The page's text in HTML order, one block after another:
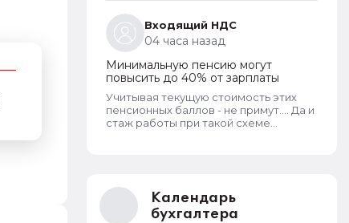
семье)"Входящий НДС
04 часа назад
Минимальную пенсию могут
повысить до 40% от зарплаты
Учитывая текущую стоимость этих
пенсионных баллов - не примут.... Да и
стаж работы при такой схеме
Календарь
бухгалтера